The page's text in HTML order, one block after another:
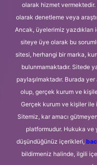
olarak hizmet
olarak denetleme veya
Ancak, üyelerimiz yazdıkları
siteye üye olarak bu
sitesi, herhangi bir marka,
bulunmamaktadır. Sitede
paylaşılmaktadır. Burada
olup, gerçek kurum ve
Gerçek kurum ve kişiler ile
Sitemiz, kar amacı
platformudur. Hukuka ve
düşündüğünüz içerikleri,
bildirmeniz halinde, ilgili